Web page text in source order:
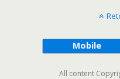
Mobile
All content